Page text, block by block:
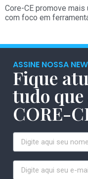
Core-CE promove
com foco em
ASSINE NOSSA
Fique
tudo que
CORE-